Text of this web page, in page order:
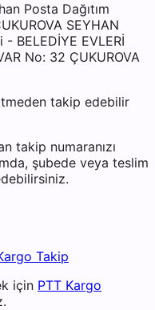
Posta Dağıtım
SEYHAN
- BELEDİYE EVLERİ
No: 32 ÇUKUROVA
takip edebilir
takip numaranızı
şubede veya teslim
Takip
için PTT Kargo